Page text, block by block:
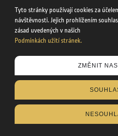
Tyto stránky používají cookies za
užíváním cookies podle
Podmínkách
Tyto stránky používají cookies za
návštěvnosti. Jejich prohlížením
zásad uvedených v našich
Podmínkách užití stránek.
ZMĚNIT